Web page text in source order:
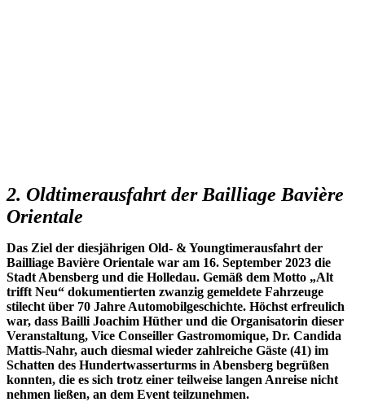
2. Oldtimerausfahrt der Bailliage Bavière
Orientale
Das Ziel der diesjährigen Old- & Youngtimerausfahrt der
Bailliage Bavière Orientale war am 16. September 2023 die
Stadt Abensberg und die Holledau. Gemäß dem Motto „Alt
trifft Neu“ dokumentierten zwanzig gemeldete Fahrzeuge
stilecht über 70 Jahre Automobilgeschichte. Höchst erfreulich
war, dass Bailli Joachim Hüther und die Organisatorin dieser
Veranstaltung, Vice Conseiller Gastromomique, Dr. Candida
Mattis-Nahr, auch diesmal wieder zahlreiche Gäste (41) im
Schatten des Hundertwasserturms in Abensberg begrüßen
konnten, die es sich trotz einer teilweise langen Anreise nicht
nehmen ließen, an dem Event teilzunehmen.